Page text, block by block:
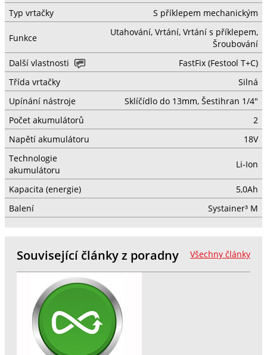
Typ vrtačky S příklepem mechanickým
Funkce
Utahování, Vrtání, Vrtání s příklepem,
Šroubování
Další vlastnosti
FastFix (Festool T+C)
Třída vrtačky
Silná
Upínání nástroje
Sklíčídlo do 13mm, Šestihran 1/4"
Počet akumulátorů
2
Napětí akumulátoru
18V
Technologie
akumulátoru
Li-Ion
Kapacita (energie)
5,0Ah
Balení
Systainer³ M
Všechny články
Související články z poradny